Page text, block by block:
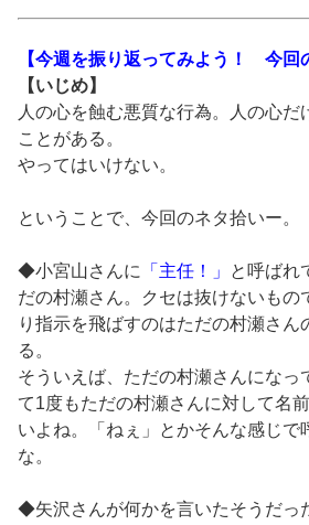
【今週を振り返ってみよう！ 今回
【いじめ】
人の心を蝕む悪質な行為。人の心だ
ことがある。
やってはいけない。
ということで、今回のネタ拾いー。
◆小宮山さんに 「主任！」
と呼ばれ
だの村瀬さん。クセは抜けないもの
り指示を飛ばすのはただの村瀬さん
る。
そういえば、ただの村瀬さんになっ
て1度もただの村瀬さんに対して名
いよね。「ねぇ」とかそんな感じで
な。
◆矢沢さんが何かを言いたそうだっ